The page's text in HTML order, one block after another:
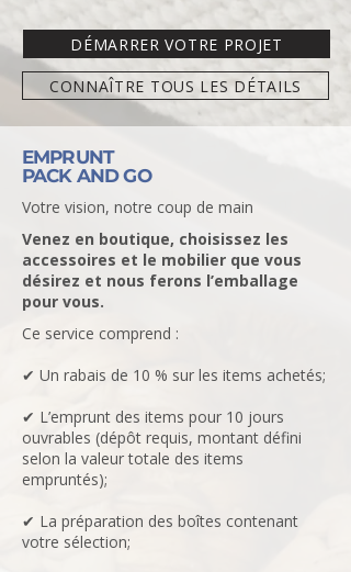
DÉMARRER VOTRE PROJET
CONNAÎTRE TOUS LES DÉTAILS
EMPRUNT
PACK AND GO
Votre vision, notre coup de main
Venez en boutique, choisissez les
accessoires et le mobilier que vous
désirez et nous ferons l’emballage
pour vous.
Ce service comprend :
✔ Un rabais de 10 % sur les items achetés;
✔ L’emprunt des items pour 10 jours
ouvrables (dépôt requis, montant défini
selon la valeur totale des items
empruntés);
✔ La préparation des boîtes contenant
votre sélection;